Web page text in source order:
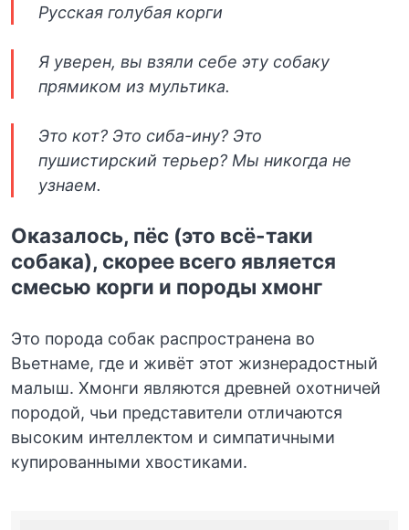
Русская голубая корги
Я уверен, вы взяли себе эту собаку
прямиком из мультика.
Это кот? Это сиба-ину? Это
пушистирский терьер? Мы никогда не
узнаем.
Оказалось, пёс (это всё-таки
собака), скорее всего является
смесью корги и породы хмонг
Это порода собак распространена во
Вьетнаме, где и живёт этот жизнерадостный
малыш. Хмонги являются древней охотничей
породой, чьи представители отличаются
высоким интеллектом и симпатичными
купированными хвостиками.